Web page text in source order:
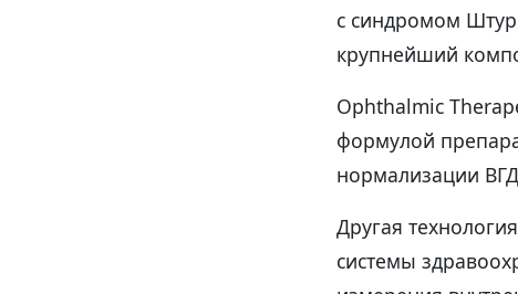
с синдромом
крупнейший
Ophthalmic
формулой
нормализации
Другая
системы